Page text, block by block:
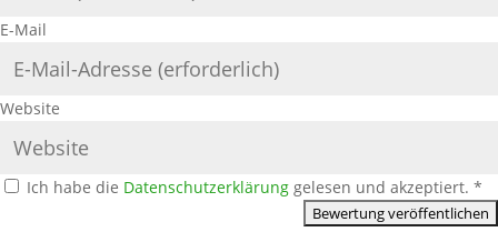
E-Mail
Website
Ich habe die Datenschutzerklärung gelesen und akzeptiert. *